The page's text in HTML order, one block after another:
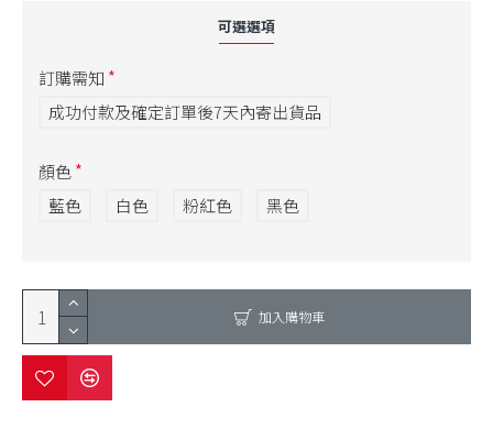
可選選項
訂購需知
成功付款及確定訂單後7天內寄出貨品
顏色
藍色
白色 粉紅色 黑色
加入購物車